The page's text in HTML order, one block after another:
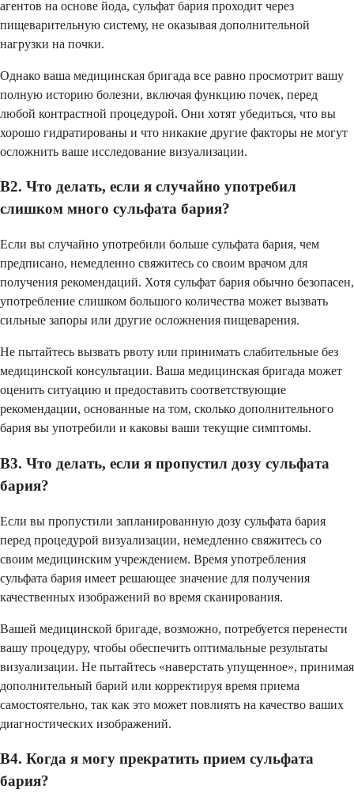
агентов на основе йода, сульфат бария проходит через
пищеварительную систему, не оказывая дополнительной
нагрузки на почки.
Однако ваша медицинская бригада все равно просмотрит вашу
полную историю болезни, включая функцию почек, перед
любой контрастной процедурой. Они хотят убедиться, что вы
хорошо гидратированы и что никакие другие факторы не могут
осложнить ваше исследование визуализации.
В2. Что делать, если я случайно употребил
слишком много сульфата бария?
Если вы случайно употребили больше сульфата бария, чем
предписано, немедленно свяжитесь со своим врачом для
получения рекомендаций. Хотя сульфат бария обычно безопасен,
употребление слишком большого количества может вызвать
сильные запоры или другие осложнения пищеварения.
Не пытайтесь вызвать рвоту или принимать слабительные без
медицинской консультации. Ваша медицинская бригада может
оценить ситуацию и предоставить соответствующие
рекомендации, основанные на том, сколько дополнительного
бария вы употребили и каковы ваши текущие симптомы.
В3. Что делать, если я пропустил дозу сульфата
бария?
Если вы пропустили запланированную дозу сульфата бария
перед процедурой визуализации, немедленно свяжитесь со
своим медицинским учреждением. Время употребления
сульфата бария имеет решающее значение для получения
качественных изображений во время сканирования.
Вашей медицинской бригаде, возможно, потребуется перенести
вашу процедуру, чтобы обеспечить оптимальные результаты
визуализации. Не пытайтесь «наверстать упущенное», принимая
дополнительный барий или корректируя время приема
самостоятельно, так как это может повлиять на качество ваших
диагностических изображений.
В4. Когда я могу прекратить прием сульфата
бария?